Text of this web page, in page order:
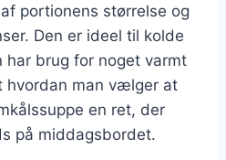
portionens størrelse og
Den er ideel til kolde
har brug for noget varmt
hvordan man vælger at
en ret, der
på middagsbordet.